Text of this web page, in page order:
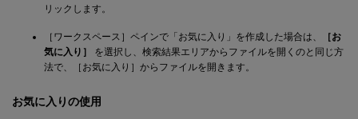
リックします。
［ワークスペース］ペインで「お気に入り」を作成した場合は、
［お
気に入り］
を選択し、検索結果エリアからファイルを開くのと同じ方
法で、［お気に入り］からファイルを開きます。
お気に入りの使用